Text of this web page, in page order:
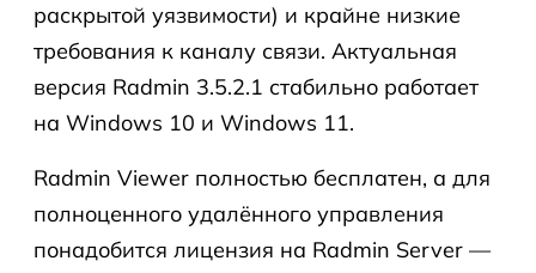
раскрытой уязвимости) и крайне низкие
требования к каналу связи. Актуальная
версия Radmin 3.5.2.1 стабильно работает
на Windows 10 и Windows 11.
Radmin Viewer полностью бесплатен, а для
полноценного удалённого управления
понадобится лицензия на Radmin Server —